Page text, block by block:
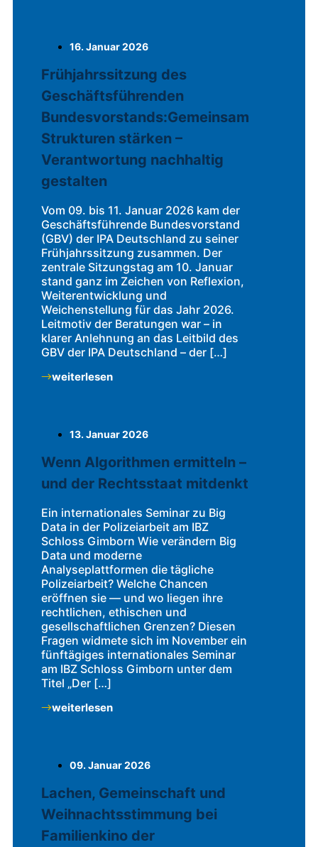
16. Januar 2026
Frühjahrssitzung des
Geschäftsführenden
Bundesvorstands:Gemeinsam
Strukturen stärken –
Verantwortung nachhaltig
gestalten
Vom 09. bis 11. Januar 2026 kam der
Geschäftsführende Bundesvorstand
(GBV) der IPA Deutschland zu seiner
Frühjahrssitzung zusammen. Der
zentrale Sitzungstag am 10. Januar
stand ganz im Zeichen von Reflexion,
Weiterentwicklung und
Weichenstellung für das Jahr 2026.
Leitmotiv der Beratungen war – in
klarer Anlehnung an das Leitbild des
GBV der IPA Deutschland – der […]
weiterlesen
13. Januar 2026
Wenn Algorithmen ermitteln –
und der Rechtsstaat mitdenkt
Ein internationales Seminar zu Big
Data in der Polizeiarbeit am IBZ
Schloss Gimborn Wie verändern Big
Data und moderne
Analyseplattformen die tägliche
Polizeiarbeit? Welche Chancen
eröffnen sie — und wo liegen ihre
rechtlichen, ethischen und
gesellschaftlichen Grenzen? Diesen
Fragen widmete sich im November ein
fünftägiges internationales Seminar
am IBZ Schloss Gimborn unter dem
Titel „Der […]
weiterlesen
09. Januar 2026
Lachen, Gemeinschaft und
Weihnachtsstimmung bei
Familienkino der